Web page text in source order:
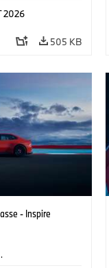
2026
505 KB
- Inspire
·